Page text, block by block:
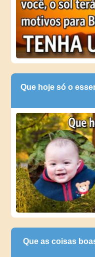
Que hoje só o
Que as coisas